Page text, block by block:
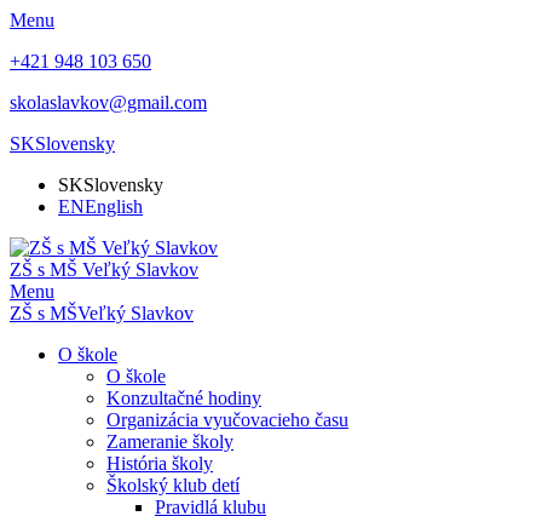
Menu
+421 948 103 650
skolaslavkov@gmail.com
SKSlovensky
SKSlovensky
ENEnglish
ZŠ s MŠ Veľký Slavkov
Menu
ZŠ s MŠVeľký Slavkov
O škole
O škole
Konzultačné hodiny
Organizácia vyučovacieho času
Zameranie školy
História školy
Školský klub detí
Pravidlá klubu